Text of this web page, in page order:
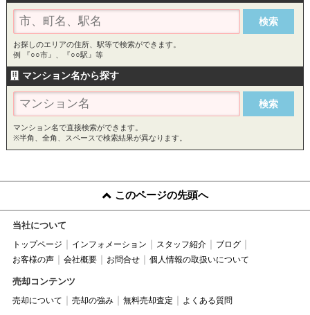
お探しのエリアの住所、駅等で検索ができます。
例 『○○市』、『○○駅』等
マンション名から探す
マンション名で直接検索ができます。
※半角、全角、スペースで検索結果が異なります。
このページの先頭へ
当社について
トップページ インフォメーション スタッフ紹介
ブログ
お客様の声
会社概要 お問合せ 個人情報の取扱いについて
売却コンテンツ
売却について 売却の強み 無料売却査定 よくある質問